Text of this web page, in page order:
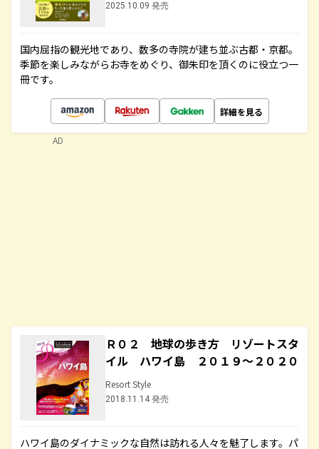
2025.10.09 発売
国内屈指の観光地であり、数多の寺院が建ち並ぶ古都・京都。
季節を楽しみながらお寺をめぐり、御朱印を頂くのに役立つ一
冊です。
詳細を見る
Ｒ０２ 地球の歩き方 リゾートスタ
イル ハワイ島 ２０１９～２０２０
Resort Style
2018.11.14 発売
ハワイ島のダイナミックな自然は訪れる人々を魅了します。パ
AD